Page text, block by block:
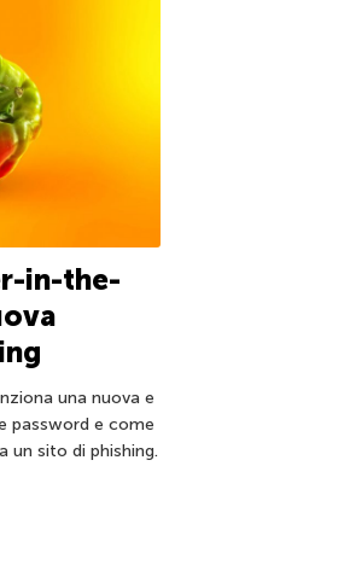
in-the-
una nuova e
password e come
un sito di phishing.